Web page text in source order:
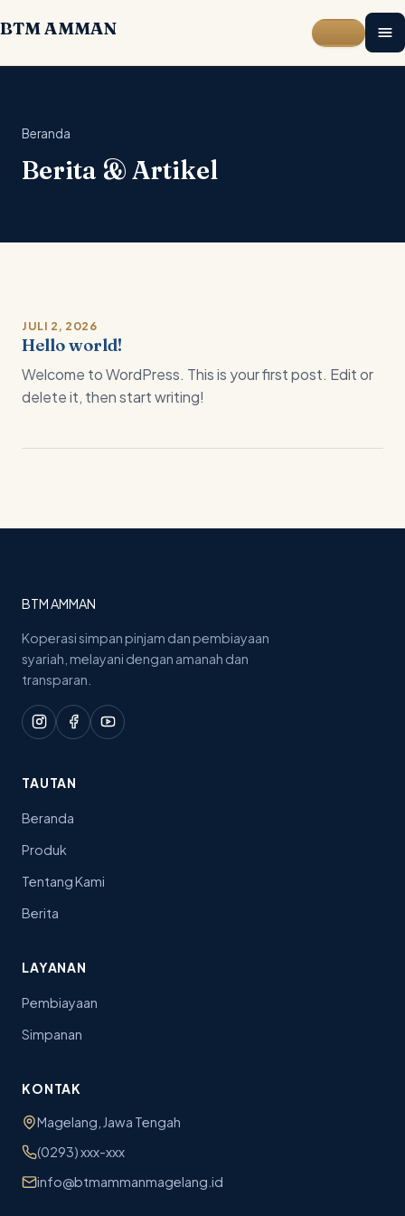
BTM AMMAN
Beranda
Berita & Artikel
JULI 2, 2026
Hello world!
Welcome to WordPress. This is your first post. Edit or
delete it, then start writing!
BTM AMMAN
Koperasi simpan pinjam dan pembiayaan
syariah, melayani dengan amanah dan
transparan.
TAUTAN
Beranda
Produk
Tentang Kami
Berita
LAYANAN
Pembiayaan
Simpanan
KONTAK
Magelang, Jawa Tengah
(0293) xxx-xxx
info@btmammanmagelang.id